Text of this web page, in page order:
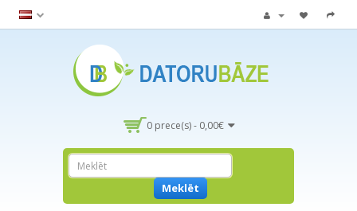
0 prece(s) - 0,00€
Meklēt